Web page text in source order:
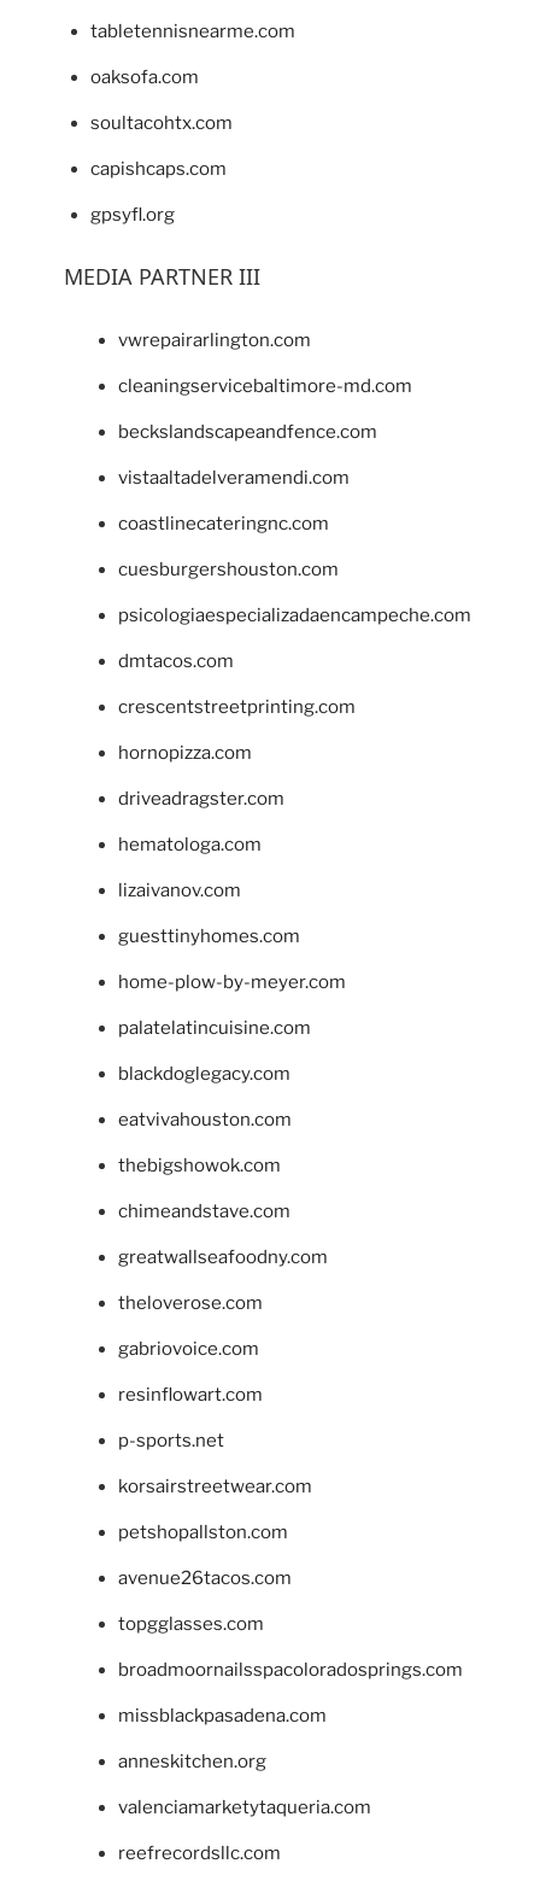
tabletennisnearme.com
oaksofa.com
soultacohtx.com
capishcaps.com
gpsyfl.org
MEDIA PARTNER III
vwrepairarlington.com
cleaningservicebaltimore-md.com
beckslandscapeandfence.com
vistaaltadelveramendi.com
coastlinecateringnc.com
cuesburgershouston.com
psicologiaespecializadaencampeche.com
dmtacos.com
crescentstreetprinting.com
hornopizza.com
driveadragster.com
hematologa.com
lizaivanov.com
guesttinyhomes.com
home-plow-by-meyer.com
palatelatincuisine.com
blackdoglegacy.com
eatvivahouston.com
thebigshowok.com
chimeandstave.com
greatwallseafoodny.com
theloverose.com
gabriovoice.com
resinflowart.com
p-sports.net
korsairstreetwear.com
petshopallston.com
avenue26tacos.com
topgglasses.com
broadmoornailsspacoloradosprings.com
missblackpasadena.com
anneskitchen.org
valenciamarketytaqueria.com
reefrecordsllc.com